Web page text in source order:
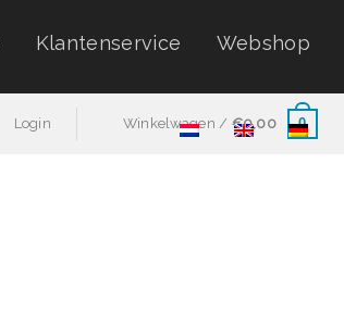
Klantenservice Webshop
Login Winkelwagen / €0,00 0